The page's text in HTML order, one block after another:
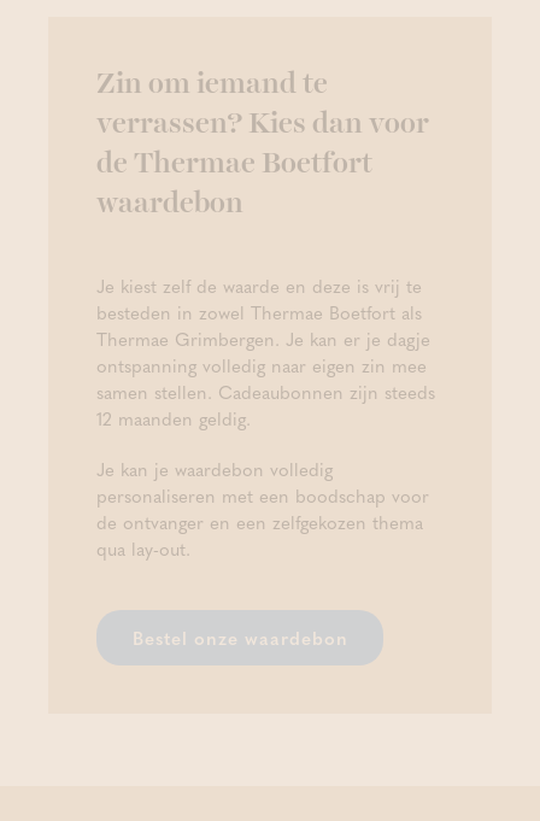
Zin om iemand te
verrassen? Kies dan voor
de Thermae Boetfort
waardebon
Je kiest zelf de waarde en deze is vrij te
besteden in zowel Thermae Boetfort als
Thermae Grimbergen. Je kan er je dagje
ontspanning volledig naar eigen zin mee
samen stellen. Cadeaubonnen zijn steeds
12 maanden geldig.
Je kan je waardebon volledig
personaliseren met een boodschap voor
de ontvanger en een zelfgekozen thema
qua lay-out.
Bestel onze waardebon